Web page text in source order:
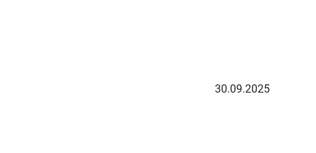
30.09.2025